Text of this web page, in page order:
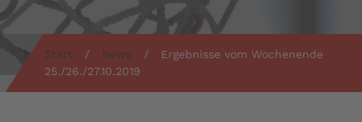
Start / News /
Ergebnisse vom Wochenende
25./26./27.10.2019